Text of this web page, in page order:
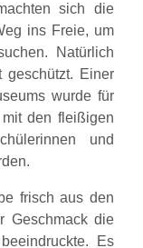
sich die
ins Freie, um
Natürlich
geschützt. Einer
wurde für
den fleißigen
und
frisch aus den
Geschmack die
Es